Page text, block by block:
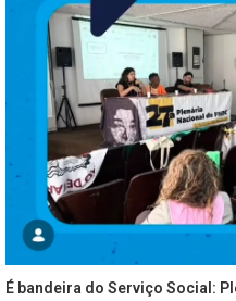
É bandeira do Serviço Social: